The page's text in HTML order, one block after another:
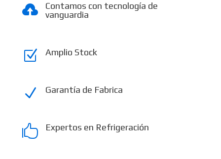

Contamos con tecnología de
vanguardia
Z Amplio Stock
N Garantía de Fabrica
 Expertos en Refrigeración